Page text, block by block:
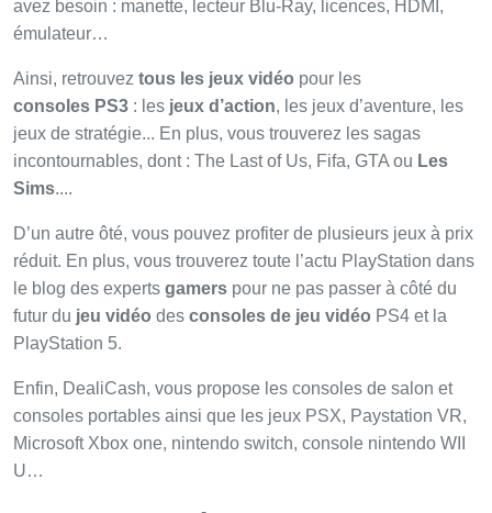
avez besoin : manette, lecteur Blu-Ray, licences, HDMI,
émulateur…
Ainsi, retrouvez tous les jeux vidéo pour les
consoles PS3 : les jeux d’action, les jeux d’aventure, les
jeux de stratégie... En plus, vous trouverez les sagas
incontournables, dont : The Last of Us, Fifa, GTA ou Les
Sims....
D’un autre ôté, vous pouvez profiter de plusieurs jeux à prix
réduit. En plus, vous trouverez toute l’actu PlayStation dans
le blog des experts gamers pour ne pas passer à côté du
futur du jeu vidéo des consoles de jeu vidéo PS4 et la
PlayStation 5.
Enfin, DealiCash, vous propose les consoles de salon et
consoles portables ainsi que les jeux PSX, Paystation VR,
Microsoft Xbox one, nintendo switch, console nintendo WII
U…